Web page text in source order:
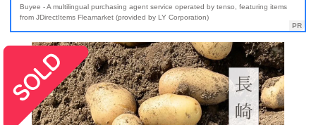
Buyee - A multilingual purchasing agent service operated by tenso, featuring items
from JDirectItems Fleamarket (provided by LY Corporation)